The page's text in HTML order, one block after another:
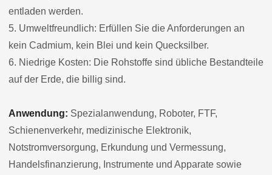
entladen werden.
5. Umweltfreundlich: Erfüllen Sie die Anforderungen an
kein Cadmium, kein Blei und kein Quecksilber.
6. Niedrige Kosten: Die Rohstoffe sind übliche Bestandteile
auf der Erde, die billig sind.
Anwendung: Spezialanwendung, Roboter, FTF,
Schienenverkehr, medizinische Elektronik,
Notstromversorgung, Erkundung und Vermessung,
Handelsfinanzierung, Instrumente und Apparate sowie